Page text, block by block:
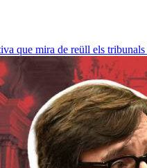
que mira de reüll els tribunals